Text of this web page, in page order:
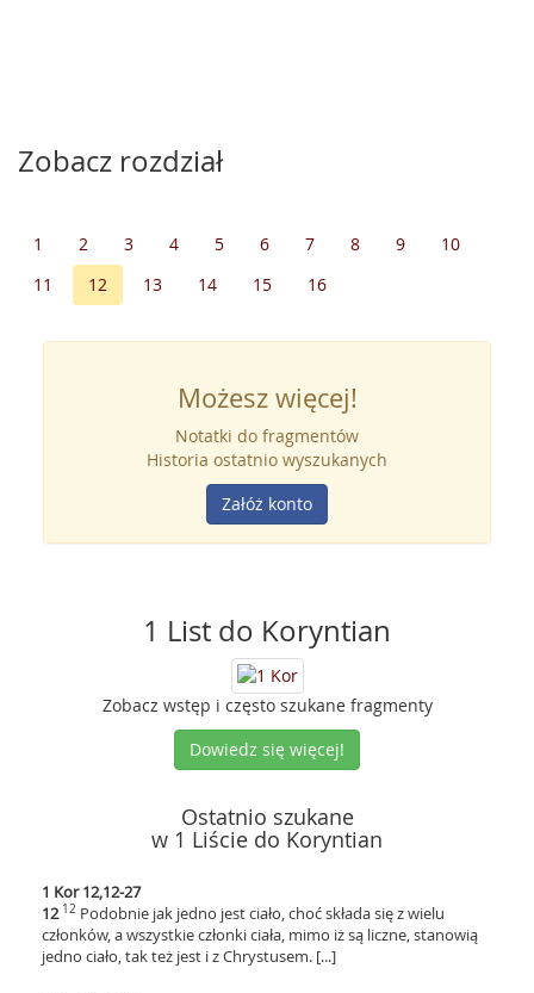
Zobacz rozdział
1 2 3 4 5 6 7 8 9
10
11
12 13 14 15 16
Możesz więcej!
Notatki do fragmentów
Historia ostatnio wyszukanych
Załóż konto
1 List do Koryntian
Zobacz wstęp i często szukane fragmenty
Dowiedz się więcej!
Ostatnio szukane
w 1 Liście do Koryntian
1 Kor 12,12-27
12 12 Podobnie jak jedno jest ciało, choć składa się z wielu
członków, a wszystkie członki ciała, mimo iż są liczne, stanowią
jedno ciało, tak też jest i z Chrystusem. [...]